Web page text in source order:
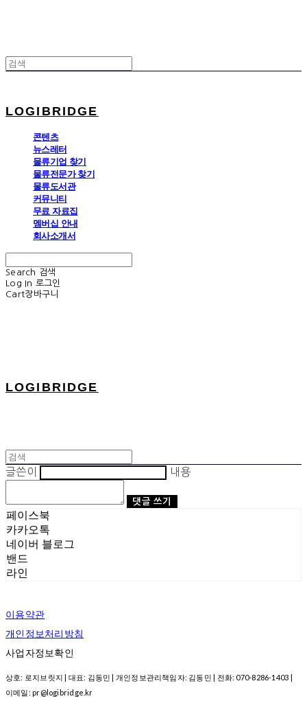
LOGIBRIDGE
콘텐츠
뉴스레터
물류기업 찾기
물류전문가 찾기
물류도서관
커뮤니티
무료 자료집
멤버십 안내
회사소개서
Search
검색
Log In 로그인
Cart장바구니
LOGIBRIDGE
글쓴이 내용
댓글 쓰기
페이스북
카카오톡
네이버 블로그
밴드
라인
이용약관
개인정보처리방침
사업자정보확인
상호: 로지브릿지 | 대표: 김동민 | 개인정보관리책임자: 김동민 | 전화: 070-8286-1403 |
이메일: pr@logibridge.kr